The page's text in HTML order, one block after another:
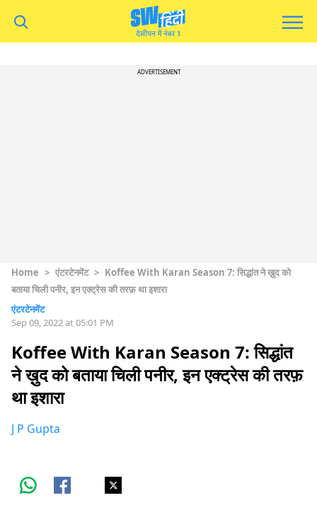
ADVERTISEMENT
Home > एंटरटेनमेंट > Koffee With Karan Season 7: सिद्धांत ने ख़ुद को
बताया चिली पनीर, इन एक्ट्रेस की तरफ़ था इशारा
एंटरटेनमेंट
Sep 09, 2022 at 05:01 PM
Koffee With Karan Season 7: सिद्धांत
ने ख़ुद को बताया चिली पनीर, इन एक्ट्रेस की तरफ़
था इशारा
J P Gupta